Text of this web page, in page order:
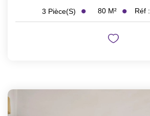
3 Pièce(s) 80 M² Réf :